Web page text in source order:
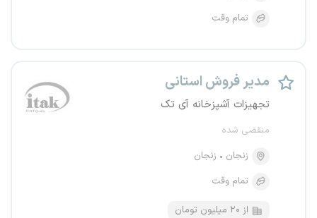
تمام وقت
مدیر فروش استانی
تجهیزات آشپزخانه آی تک
منقضی شده
زنجان
زنجان
تمام وقت
از ۲۰ میلیون تومان